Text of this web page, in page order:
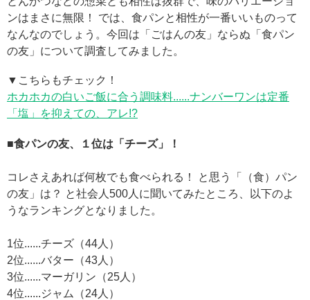
ンはまさに無限！ では、食パンと相性が一番いいものって
なんなのでしょう。今回は「ごはんの友」ならぬ「食パン
の友」について調査してみました。
▼こちらもチェック！
ホカホカの白いご飯に合う調味料......ナンバーワンは定番
「塩」を抑えての、アレ!?
■食パンの友、１位は「チーズ」！
コレさえあれば何枚でも食べられる！ と思う「（食）パン
の友」は？ と社会人500人に聞いてみたところ、以下のよ
うなランキングとなりました。
1位......チーズ（44人）
2位......バター（43人）
3位......マーガリン（25人）
4位......ジャム（24人）